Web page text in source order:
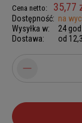
Cena netto: 35,77
Dostępność: na
Wysyłka w:
24
Dostawa:
od